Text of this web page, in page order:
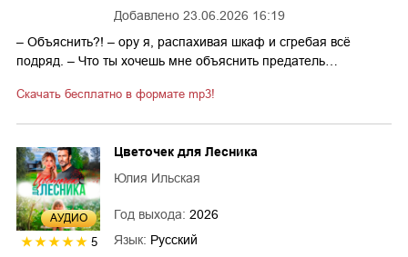
Добавлено 23.06.2026 16:19
– Объяснить?! – ору я, распахивая шкаф и сгребая всё
подряд. – Что ты хочешь мне объяснить предатель…
Скачать бесплатно в формате mp3!
AУДИО
5
Цветочек для Лесника
Юлия Ильская
Год выхода: 2026
Язык: Русский